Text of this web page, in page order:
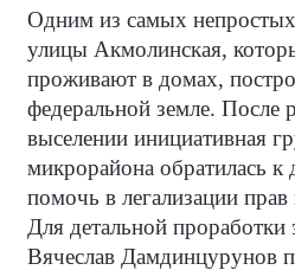
Одним из самых
улицы Акмолинская,
проживают в домах,
федеральной земле. После
выселении инициативная
микрорайона обратилась к
помочь в легализации
Для детальной
Вячеслав Дамдинцурунов